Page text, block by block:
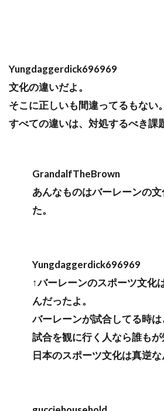
Yungdaggerdick696969
文化の違いだよ。
そこに正しいも間違ってるもない。
すべての違いは、対処するべき課
GrandalfTheBrown
あんなものはバーレーンの
た。
Yungdaggerdick696969
↑バーレーンのスポーツ文化
んだったよ。
バーレーンが試合してる時
試合を観に行く人なら誰もが
日本のスポーツ文化は真逆な